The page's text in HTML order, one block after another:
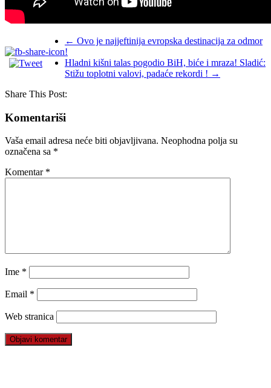
← Ovo je najjeftinija evropska destinacija za odmor
!
Hladni kišni talas pogodio BiH, biće i mraza! Sladić:
Stižu toplotni valovi, padaće rekordi ! →
Share This Post:
Komentariši
Vaša email adresa neće biti objavljivana. Neophodna polja su
označena sa *
Komentar *
Ime *
Email *
Web stranica